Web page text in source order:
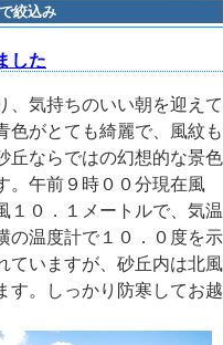
絞込み
した
、気持ちのいい朝を迎えて
色がとても綺麗で、風紋も
丘ならではの幻想的な景色
。午前９時００分現在風
１０．１メートルで、気温
の温度計で１０．０度を示
ていますが、砂丘内は北風
す。しっかり防寒してお越